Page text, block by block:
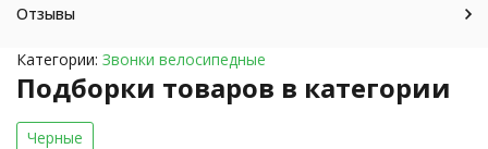
Отзывы
Категории: Звонки велосипедные
Подборки товаров в категории
Черные